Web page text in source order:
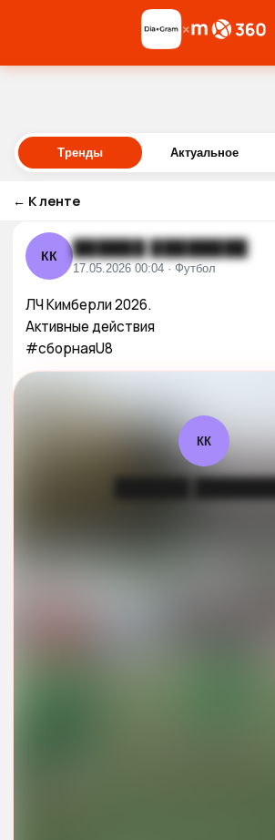
×
Тренды Актуальное
← К ленте
КК ██████ ████████
17.05.2026 00:04 · Футбол
ЛЧ Кимберли 2026.
Активные действия
#сборнаяU8
КК